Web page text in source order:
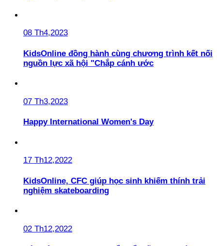
08 Th4,2023
KidsOnline đồng hành cùng chương trình kết nối
nguồn lực xã hội "Chắp cánh ước
07 Th3,2023
Happy International Women's Day
17 Th12,2022
KidsOnline, CFC giúp học sinh khiếm thính trải
nghiệm skateboarding
02 Th12,2022